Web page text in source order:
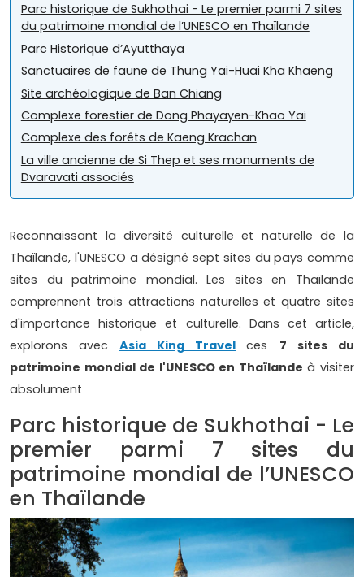
Parc historique de Sukhothai - Le premier parmi 7 sites
du patrimoine mondial de l’UNESCO en Thaïlande
Parc Historique d’Ayutthaya
Sanctuaires de faune de Thung Yai-Huai Kha Khaeng
Site archéologique de Ban Chiang
Complexe forestier de Dong Phayayen-Khao Yai
Complexe des forêts de Kaeng Krachan
La ville ancienne de Si Thep et ses monuments de
Dvaravati associés
Reconnaissant la diversité culturelle et naturelle de la
Thaïlande, l'UNESCO a désigné sept sites du pays comme
sites du patrimoine mondial. Les sites en Thaïlande
comprennent trois attractions naturelles et quatre sites
d'importance historique et culturelle. Dans cet article,
explorons avec
Asia King Travel ces 7 sites du
patrimoine mondial de l'UNESCO en Thaïlande à visiter
absolument
Parc historique de Sukhothai - Le
premier parmi 7 sites du
patrimoine mondial de l’UNESCO
en Thaïlande